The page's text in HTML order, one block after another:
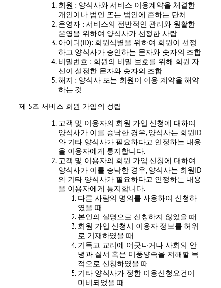
회원 : 양식사와 서비스 이용계약을 체결한
개인이나 법인 또는 법인에 준하는 단체
운영자 : 서비스의 전반적인 관리와 원활한
운영을 위하여 양식사가 선정한 사람
아이디(ID): 회원식별을 위하여 회원이 선정
하고 양식사가 승인하는 문자와 숫자의 조합
비밀번호 : 회원의 비밀 보호를 위해 회원 자
신이 설정한 문자와 숫자의 조합
해지 : 양식사 또는 회원이 이용 계약을 해약
하는 것
제 5조 서비스 회원 가입의 성립
고객 및 이용자의 회원 가입 신청에 대하여
양식사가 이를 승낙한 경우, 양식사는 회원ID
와 기타 양식사가 필요하다고 인정하는 내용
을 이용자에게 통지합니다.
고객 및 이용자의 회원 가입 신청에 대하여
양식사가 이를 승낙한 경우, 양식사는 회원ID
와 기타 양식사가 필요하다고 인정하는 내용
을 이용자에게 통지합니다.
다른 사람의 명의를 사용하여 신청하
였을 때
본인의 실명으로 신청하지 않았을 때
회원 가입 신청시 이용자 정보를 허위
로 기재하였을 때
기독교 교리에 어긋나거나 사회의 안
녕과 질서 혹은 미풍양속을 저해할 목
적으로 신청하였을 때
기타 양식사가 정한 이용신청요건이
미비되었을 때